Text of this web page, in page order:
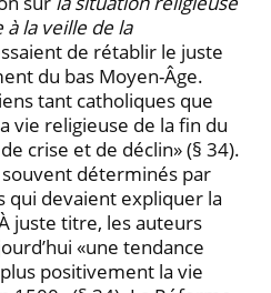
à la veille de la
de rétablir le juste
du bas Moyen-Âge.
tant catholiques que
vie religieuse de la fin du
crise et de déclin» (§ 34).
déterminés par
qui devaient expliquer la
juste titre, les auteurs
«une tendance
positivement la vie